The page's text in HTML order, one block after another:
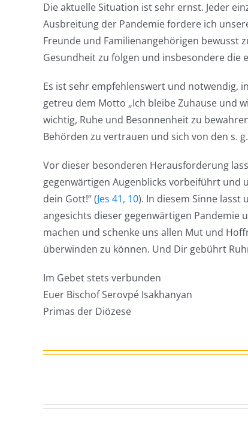
Die aktuelle Situation ist sehr ernst. Jeder
Ausbreitung der Pandemie fordere ich
Freunde und Familienangehörigen bewusst
Gesundheit zu folgen und insbesondere die
Es ist sehr empfehlenswert und notwendig,
getreu dem Motto „Ich bleibe Zuhause und
wichtig, Ruhe und Besonnenheit zu
Behörden zu vertrauen und sich von den s.
Vor dieser besonderen Herausforderung
gegenwärtigen Augenblicks vorbeiführt und
dein Gott!“ (Jes 41, 10). In diesem Sinne lasst
angesichts dieser gegenwärtigen
machen und schenke uns allen Mut und
überwinden zu können. Und Dir gebührt
Im Gebet stets verbunden
Euer Bischof Serovpé Isakhanyan
Primas der Diözese